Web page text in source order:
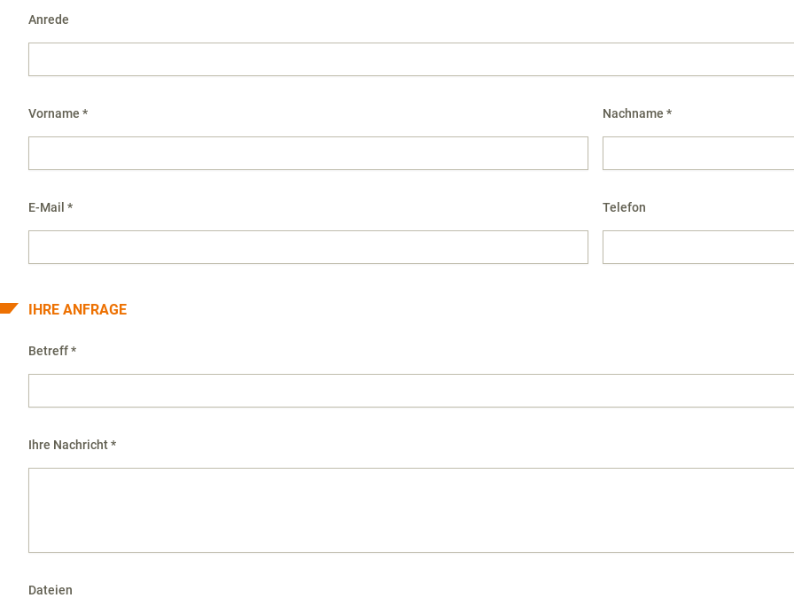
Anrede
Vorname * Nachname *
E-Mail * Telefon
IHRE ANFRAGE
Betreff *
Ihre Nachricht *
Dateien